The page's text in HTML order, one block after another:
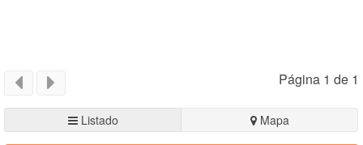
Página 1 de 1
Listado Mapa